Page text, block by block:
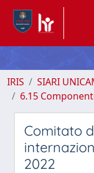
IRIS SIARI
6.15
Comitato
2022